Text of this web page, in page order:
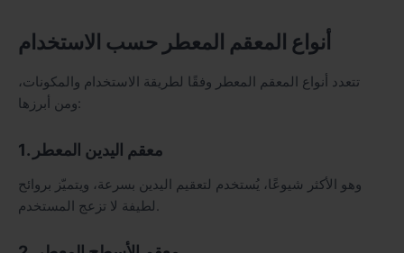
أنواع المعقم المعطر حسب الاستخدام
تتعدد أنواع المعقم المعطر وفقًا لطريقة الاستخدام والمكونات،
ومن أبرزها:
1. معقم اليدين المعطر
وهو الأكثر شيوعًا، يُستخدم لتعقيم اليدين بسرعة، ويتميّز بروائح
لطيفة لا تزعج المستخدم.